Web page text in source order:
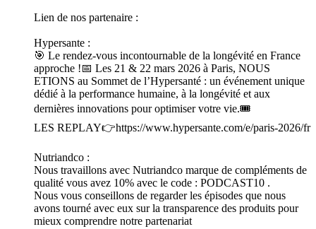
Lien de nos partenaire :
Hypersante :
🎯 Le rendez-vous incontournable de la longévité en France
approche !📅 Les 21 & 22 mars 2026 à Paris, NOUS
ETIONS au Sommet de l’Hypersanté : un événement unique
dédié à la performance humaine, à la longévité et aux
dernières innovations pour optimiser votre vie.🎟️
LES REPLAY👉https://www.hypersante.com/e/paris-2026/fr
Nutriandco :
Nous travaillons avec Nutriandco marque de compléments de
qualité vous avez 10% avec le code : PODCAST10 .
Nous vous conseillons de regarder les épisodes que nous
avons tourné avec eux sur la transparence des produits pour
mieux comprendre notre partenariat